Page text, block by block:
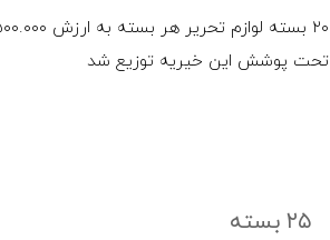
۲۰ بسته لوازم تحریر هر بسته به ارزش ۱.۵۰۰.۰۰۰ ریال و حمعا به ارزش 30.000.000 ریال بین فرزندان بیماران
تحت پوشش این خیریه توزیع شد
۲۵ بسته